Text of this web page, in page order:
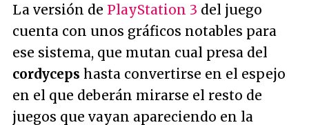
La versión de PlayStation 3 del juego
cuenta con unos gráficos notables para
ese sistema, que mutan cual presa del
cordyceps hasta convertirse en el espejo
en el que deberán mirarse el resto de
juegos que vayan apareciendo en la